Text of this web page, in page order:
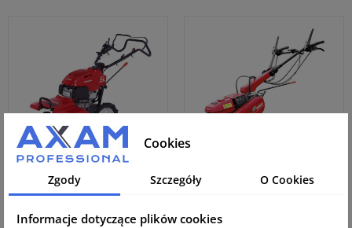
Glebogryzarka Honda
FF 500 DE + przegląd
Ciągnik jednoosiowy
przegląd
Cookies
Zgody Szczegóły O Cookies
Informacje dotyczące plików cookies